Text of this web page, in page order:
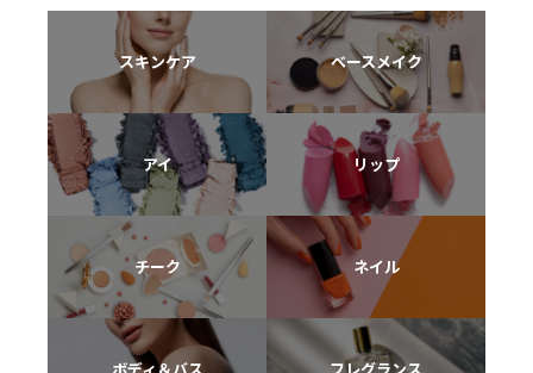
スキンケア ベースメイク
アイ リップ
チーク ネイル